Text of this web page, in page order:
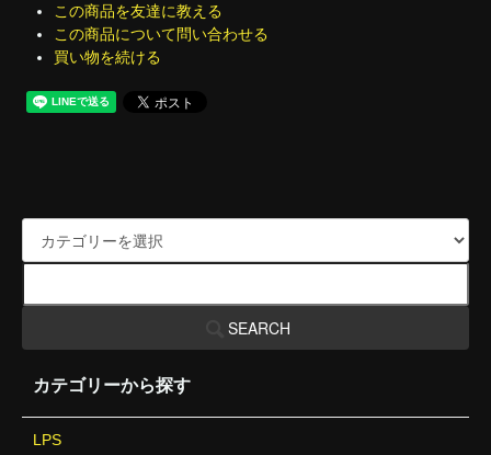
この商品を友達に教える
この商品について問い合わせる
買い物を続ける
SEARCH
カテゴリーから探す
LPS